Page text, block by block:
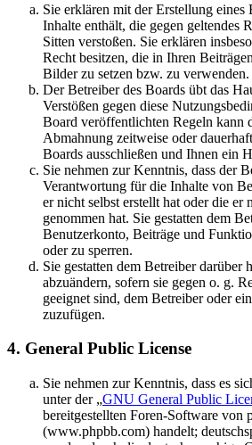
Sie erklären mit der Erstellung eines
Inhalte enthält, die gegen geltendes
Sitten verstoßen. Sie erklären
Recht besitzen, die in Ihren
Bilder zu setzen bzw. zu verwenden.
Der Betreiber des Boards übt das
Verstößen gegen diese
Board veröffentlichten Regeln kann
Abmahnung zeitweise oder
Boards ausschließen und Ihnen ein
Sie nehmen zur Kenntnis, dass der
Verantwortung für die Inhalte von
er nicht selbst erstellt hat oder die er
genommen hat. Sie gestatten dem
Benutzerkonto, Beiträge und
oder zu sperren.
Sie gestatten dem Betreiber darüber
abzuändern, sofern sie gegen o. g.
geeignet sind, dem Betreiber oder
zuzufügen.
4. General Public License
Sie nehmen zur Kenntnis, dass es
unter der „GNU General Public
bereitgestellten Foren-Software von
(www.phpbb.com) handelt;